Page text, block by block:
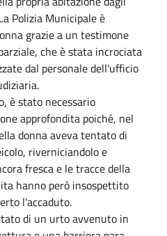
Polizia Municipale è
grazie a un testimone
che è stata incrociata
dal personale dell'ufficio
è stato necessario
approfondita poiché, nel
donna aveva tentato di
riverniciandolo e
fresca e le tracce della
hanno però insospettito
l'accaduto.
di un urto avvenuto in